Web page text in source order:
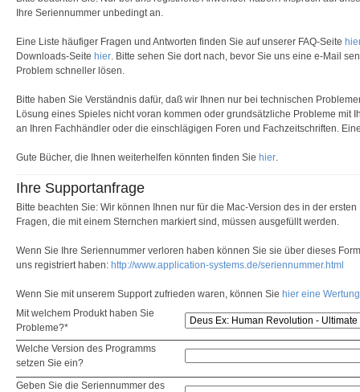
Ihre Seriennummer unbedingt an.
Eine Liste häufiger Fragen und Antworten finden Sie auf unserer FAQ-Seite
Downloads-Seite hier . Bitte sehen Sie dort nach, bevor Sie uns eine e-Mail
Problem schneller lösen.
Bitte haben Sie Verständnis dafür, daß wir Ihnen nur bei technischen
Lösung eines Spieles nicht voran kommen oder grundsätzliche Probleme mit
an Ihren Fachhändler oder die einschlägigen Foren und Fachzeitschriften.
Gute Bücher, die Ihnen weiterhelfen könnten finden Sie hier
Ihre Supportanfrage
Bitte beachten Sie: Wir können Ihnen nur für die Mac-Version des in der
Fragen, die mit einem Sternchen markiert sind, müssen ausgefüllt werden.
Wenn Sie Ihre Seriennummer verloren haben können Sie sie über dieses
uns registriert haben: http://www.application-systems.de/seriennummer.html
Wenn Sie mit unserem Support zufrieden waren, können Sie hier eine
Mit welchem Produkt haben Sie
Probleme?*
Welche Version des Programms
setzen Sie ein?
Geben Sie die Seriennummer des